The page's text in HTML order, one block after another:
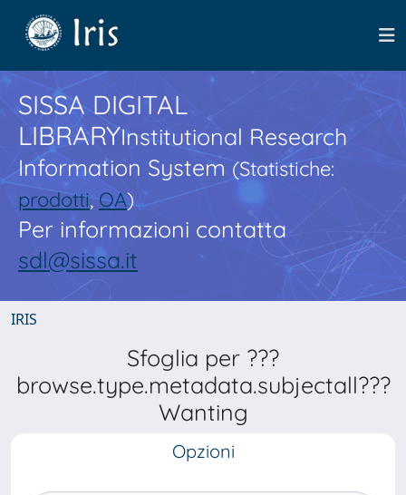
SISSA DIGITAL
LIBRARYInstitutional Research
Information System(Statistiche:
prodotti,OA)
Per informazioni contatta
sdl@sissa.it
IRIS
Sfoglia per ???
browse.type.metadata.subjectall???
Wanting
Opzioni